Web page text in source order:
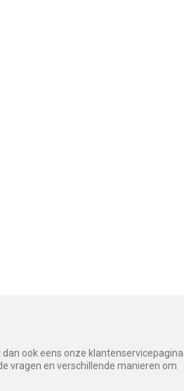
ook eens onze
vragen en verschillende manieren om